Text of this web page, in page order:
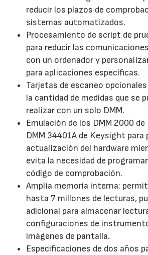
reducir los plazos de
sistemas automatizados.
Procesamiento de script de
para reducir las
con un ordenador y
para aplicaciones específicas.
Tarjetas de escaneo
la cantidad de medidas que se
realizar con un solo DMM.
Emulación de los DMM 2000
DMM 34401A de Keysight para
actualización del hardware
evita la necesidad de
código de comprobación.
Amplia memoria interna:
hasta 7 millones de lecturas,
adicional para almacenar
configuraciones de
imágenes de pantalla.
Especificaciones de dos años